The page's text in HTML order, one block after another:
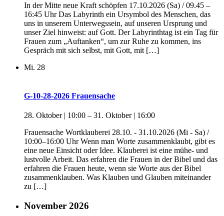
In der Mitte neue Kraft schöpfen 17.10.2026 (Sa) / 09.45 –
16:45 Uhr Das Labyrinth ein Ursymbol des Menschen, das
uns in unserem Unterwegssein, auf unseren Ursprung und
unser Ziel hinweist: auf Gott. Der Labyrinthtag ist ein Tag für
Frauen zum „Auftanken“, um zur Ruhe zu kommen, ins
Gespräch mit sich selbst, mit Gott, mit […]
Mi. 28
G-10-28-2026 Frauensache
28. Oktober | 10:00 – 31. Oktober | 16:00
Frauensache Wortklauberei 28.10. - 31.10.2026 (Mi - Sa) /
10:00–16:00 Uhr Wenn man Worte zusammenklaubt, gibt es
eine neue Einsicht oder Idee. Klauberei ist eine mühe- und
lustvolle Arbeit. Das erfahren die Frauen in der Bibel und das
erfahren die Frauen heute, wenn sie Worte aus der Bibel
zusammenklauben. Was Klauben und Glauben miteinander
zu […]
November 2026